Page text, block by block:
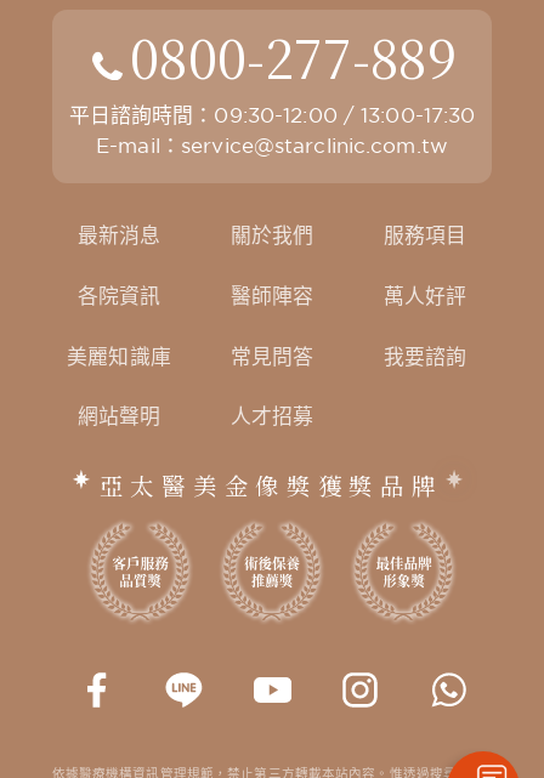
0800-277-889
平日諮詢時間：09:30-12:00 / 13:00-17:30
E-mail： service@starclinic.com.tw
最新消息 關於我們 服務項目
各院資訊 醫師陣容 萬人好評
美麗知識庫 常見問答 我要諮詢
網站聲明 人才招募
亞太醫美金像獎獲獎品牌
依據醫療機構資訊管理規範，禁止第三方轉載本站內容。惟透過搜尋